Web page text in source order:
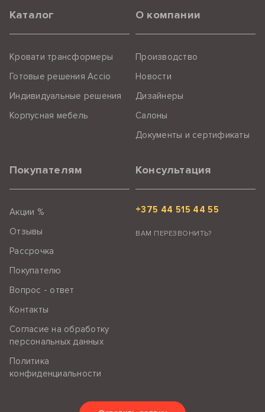
Каталог
Кровати трансформеры
Готовые решения Accio
Индивидуальные решения
Корпусная мебель
О компании
Производство
Новости
Дизайнеры
Салоны
Документы и сертификаты
Покупателям
Акции %
Отзывы
Рассрочка
Покупателю
Вопрос - ответ
Контакты
Согласие на обработку
персональных данных
Политика
конфиденциальности
Консультация
+375 44 515 44 55
ВАМ ПЕРЕЗВОНИТЬ?